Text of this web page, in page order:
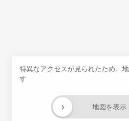
特異なアクセスが見られたため、
す
地図を表示
›